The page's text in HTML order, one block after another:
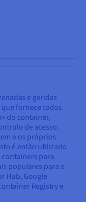
e geridas
fornece todos
do container,
de acesso,
e os próprios
é então utilizado
para
populares para o
Hub, Google
Registry e